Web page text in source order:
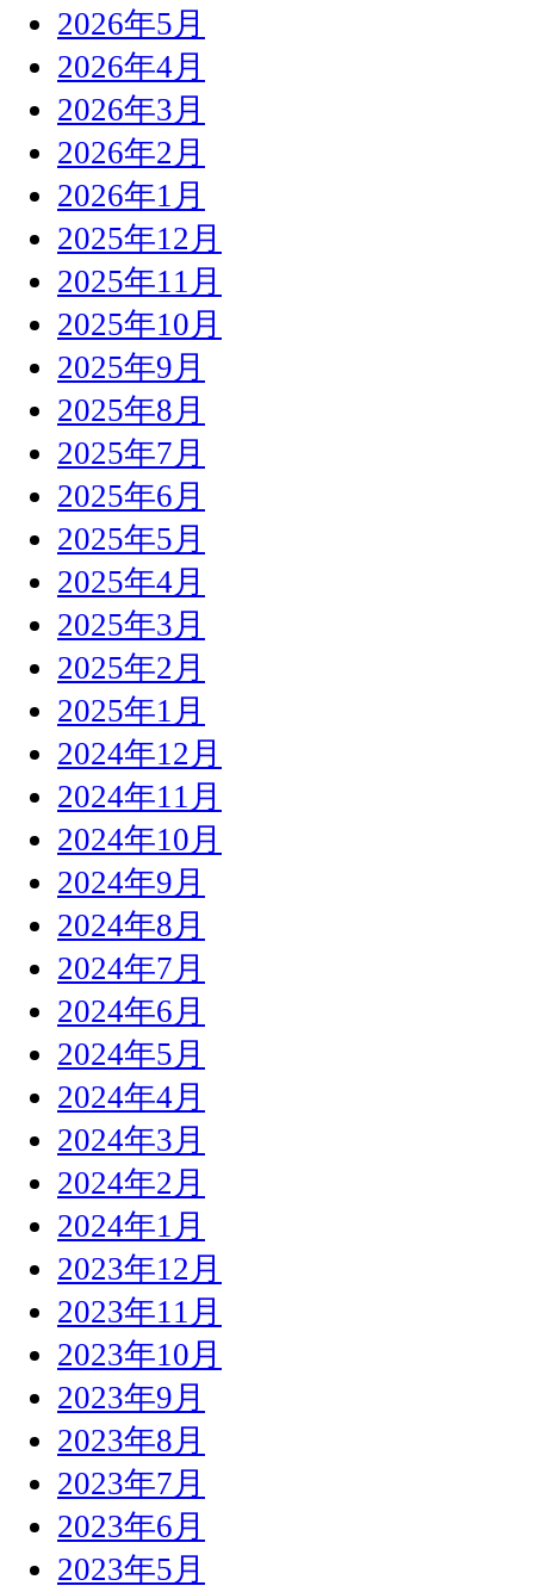
2026年5月
2026年4月
2026年3月
2026年2月
2026年1月
2025年12月
2025年11月
2025年10月
2025年9月
2025年8月
2025年7月
2025年6月
2025年5月
2025年4月
2025年3月
2025年2月
2025年1月
2024年12月
2024年11月
2024年10月
2024年9月
2024年8月
2024年7月
2024年6月
2024年5月
2024年4月
2024年3月
2024年2月
2024年1月
2023年12月
2023年11月
2023年10月
2023年9月
2023年8月
2023年7月
2023年6月
2023年5月